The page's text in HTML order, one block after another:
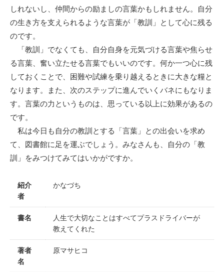
しれないし、仲間からの励ましの言葉かもしれません。自分
の生き方を支えられるような言葉が「教訓」として心に残る
のです。
「教訓」でなくても、自分自身を元気づける言葉や焦らせ
る言葉、奮い立たせる言葉でもいいのです。何か一つ心に残
しておくことで、困難や試練を乗り越えるときに大きな糧と
なります。また、次のステップに進んでいくバネにもなりま
す。言葉の力というものは、思っている以上に効果があるの
です。
私は今日も自分の教訓とする「言葉」との出会いを求め
て、図書館に足を運ぶでしょう。みなさんも、自分の「教
訓」をみつけてみてはいかがですか。
紹介
者
かなづち
書名
人生で大切なことはすべてプラスドライバーが
教えてくれた
著者
名
原マサヒコ